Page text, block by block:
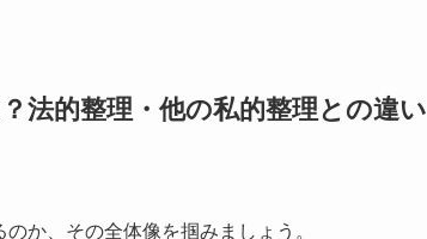
法的整理・他の私的整理との違い
か、その全体像を掴みましょう。